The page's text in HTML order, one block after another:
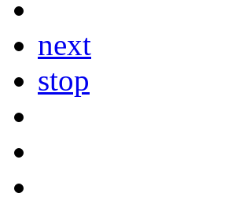
next
stop